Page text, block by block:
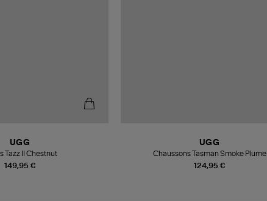
149,95 €
UGG
Tazz II Chestnut
124,95 €
UGG
Chaussons Tasman Smoke Plume